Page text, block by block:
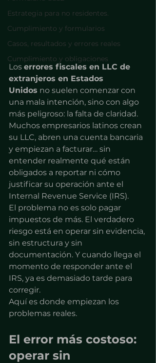
Estrategia para no residentes.
Cumplimiento y formularios
Casos, resultados y errores reales
Cumplimiento y obligaciones
Los errores fiscales en LLC de
extranjeros en Estados
Unidos no suelen comenzar con
una mala intención, sino con algo
más peligroso: la falta de claridad.
Muchos empresarios latinos crean
su LLC, abren una cuenta bancaria
y empiezan a facturar… sin
entender realmente qué están
obligados a reportar ni cómo
justificar su operación ante el
Internal Revenue Service (IRS).
El problema no es solo pagar
impuestos de más. El verdadero
riesgo está en operar sin evidencia,
sin estructura y sin
documentación. Y cuando llega el
momento de responder ante el
IRS, ya es demasiado tarde para
corregir.
Aquí es donde empiezan los
problemas reales.
El error más costoso:
operar sin